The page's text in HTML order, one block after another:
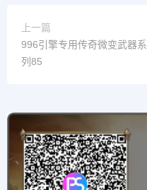
上一篇
996引擎专用传奇微变武器系
列85